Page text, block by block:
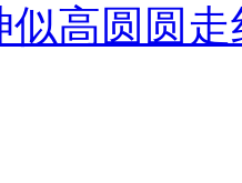
似高圆圆走